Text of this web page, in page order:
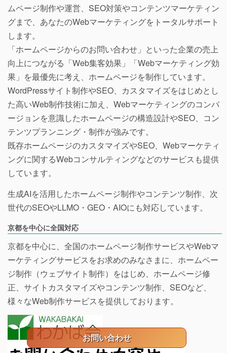
ムページ制作や運営、SEO対策やコンテンツマーケティン
グまで、あなたのWebマーケティングをトータルサポート
します。
「ホームページからのお問い合わせ」といった企業の売上
向上につながる「Web集客効果」「Webマーケティング効
果」を最優先に考え、ホームページを制作しています。
WordPressサイト制作やSEO、カスタマイズをはじめとし
た高いWeb制作技術に加え、Webマーケティングのコンバ
ージョンを意識したホームページの構造設計やSEO、コン
テンツプランニング・制作が強みです。
既存ホームページのカスタマイズやSEO、Webマーケティ
ングに関するWebコンサルティングなどのサービスも提供
しています。
生成AIを活用したホームページ制作やコンテンツ制作、次
世代のSEOやLLMO・GEO・AIOにも対応しています。
京都を中心に全国対応
京都を中心に、全国のホームページ制作サービスやWebマ
ーケティングサービスをお求めのみなさまに、ホームペー
ジ制作（ウェブサイト制作）をはじめ、ホームページ修
正、サイトカスタマイズやコンテンツ制作、SEOなど、
様々なWeb制作サービスを提供しております。
お問い合わせ